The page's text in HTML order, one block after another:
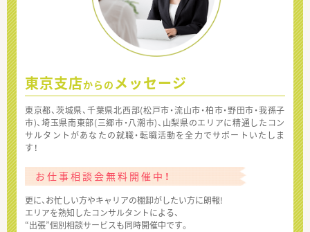
東京支店からの メッセージ
東京都、茨城県、千葉県北西部(松戸市・流山市・柏市・野田市・我孫子
市)、埼玉県南東部(三郷市・八潮市)、山梨県のエリアに精通したコン
サルタントがあなたの就職・転職活動を全力でサポートいたしま
す！
お仕事相談会無料開催中！
更に、お忙しい方やキャリアの棚卸がしたい方に朗報!
エリアを熟知したコンサルタントによる、
“出張”個別相談サービスも同時開催中です。